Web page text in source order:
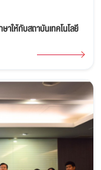
ให้กับสถาบันเทคโนโลยี